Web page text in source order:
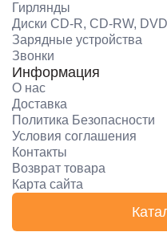
Гирлянды
Диски CD-R, CD-RW,
Зарядные устройства
Звонки
Информация
О нас
Доставка
Политика Безопасности
Условия соглашения
Контакты
Возврат товара
Карта сайта